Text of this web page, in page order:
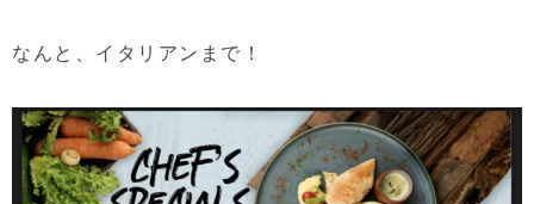
なんと、イタリアンまで！